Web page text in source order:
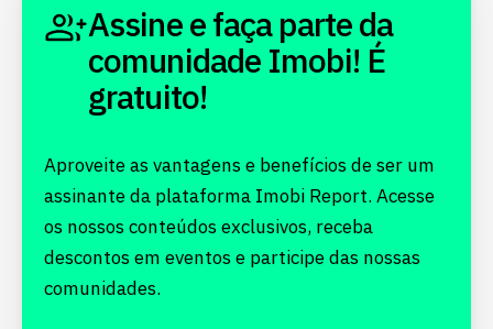
Assine e faça parte da
comunidade Imobi! É
gratuito!
Aproveite as vantagens e benefícios de ser um
assinante da plataforma Imobi Report. Acesse
os nossos conteúdos exclusivos, receba
descontos em eventos e participe das nossas
comunidades.